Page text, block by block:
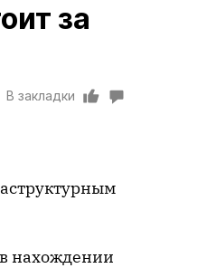
за
В закладки
нахождении